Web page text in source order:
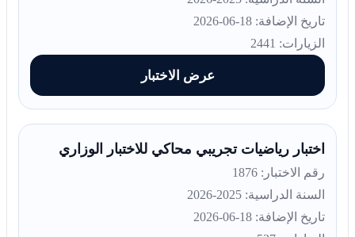
تاريخ الإضافة: 18-06-2026
الزيارات: 2441
عرض الاختبار
اختبار رياضيات تجريبي محاكي للاختبار الوزاري
رقم الاختبار: 1876
السنة الدراسية: 2025-2026
تاريخ الإضافة: 18-06-2026